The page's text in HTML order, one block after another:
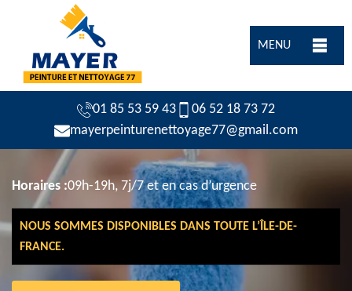
MENU
01 85 53 59 43
06 52 18 73 72
mayerpeinturenettoyage77@gmail.com
Horaires :09h-19h, 7j/7 et en cas d’urgence
NOUS SOMMES DISPONIBLES DANS TOUTE L’ÎLE-DE-
FRANCE.